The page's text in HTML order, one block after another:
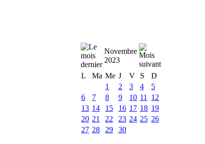
Novembre
2023
L
Ma Me J V S
D
1
2 3 4
5
6
7 8 9 10 11
12
13 14 15 16 17 18 19
20 21 22 23 24 25 26
27 28 29 30